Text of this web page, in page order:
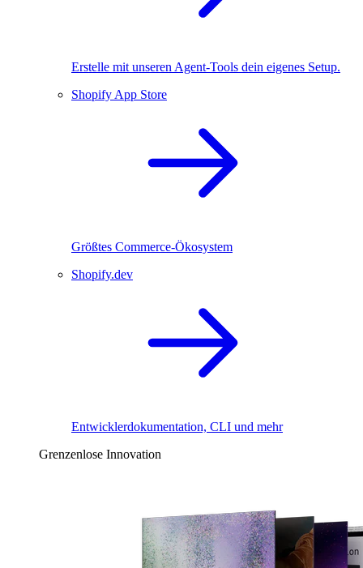
Erstelle mit unseren Agent-Tools dein eigenes Setup.
Shopify App Store
Größtes Commerce-Ökosystem
Shopify.dev
Entwicklerdokumentation, CLI und mehr
Grenzenlose Innovation